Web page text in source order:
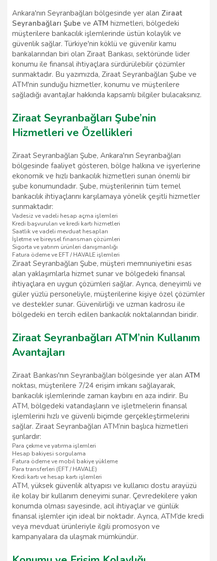
Ankara'nın Seyranbağları bölgesinde yer alan Ziraat
Seyranbağları Şube ve ATM hizmetleri, bölgedeki
müşterilere bankacılık işlemlerinde üstün kolaylık ve
güvenlik sağlar. Türkiye'nin köklü ve güvenilir kamu
bankalarından biri olan Ziraat Bankası, sektöründe lider
konumu ile finansal ihtiyaçlara sürdürülebilir çözümler
sunmaktadır. Bu yazımızda, Ziraat Seyranbağları Şube ve
ATM'nin sunduğu hizmetler, konumu ve müşterilere
sağladığı avantajlar hakkında kapsamlı bilgiler bulacaksınız.
Ziraat Seyranbağları Şube’nin
Hizmetleri ve Özellikleri
Ziraat Seyranbağları Şube, Ankara'nın Seyranbağları
bölgesinde faaliyet gösteren, bölge halkına ve işyerlerine
ekonomik ve hızlı bankacılık hizmetleri sunan önemli bir
şube konumundadır. Şube, müşterilerinin tüm temel
bankacılık ihtiyaçlarını karşılamaya yönelik çeşitli hizmetler
sunmaktadır:
Vadesiz ve vadeli hesap açma işlemleri
Kredi başvuruları ve kredi kartı hizmetleri
Saatlik ve vadeli mevduat hesapları
İşletme ve bireysel finansman çözümleri
Sigorta ve yatırım ürünleri danışmanlığı
Fatura ödeme ve EFT / HAVALE işlemleri
Ziraat Seyranbağları Şube, müşteri memnuniyetini esas
alan yaklaşımlarla hizmet sunar ve bölgedeki finansal
ihtiyaçlara en uygun çözümleri sağlar. Ayrıca, deneyimli ve
güler yüzlü personeliyle, müşterilerine kişiye özel çözümler
ve destekler sunar. Güvenilirliği ve uzman kadrosu ile
bölgedeki en tercih edilen bankacılık noktalarından biridir.
Ziraat Seyranbağları ATM’nin Kullanım
Avantajları
Ziraat Bankası'nın Seyranbağları bölgesinde yer alan ATM
noktası, müşterilere 7/24 erişim imkanı sağlayarak,
bankacılık işlemlerinde zaman kaybını en aza indirir. Bu
ATM, bölgedeki vatandaşların ve işletmelerin finansal
işlemlerini hızlı ve güvenli biçimde gerçekleştirmelerini
sağlar. Ziraat Seyranbağları ATM’nin başlıca hizmetleri
şunlardır:
Para çekme ve yatırma işlemleri
Hesap bakiyesi sorgulama
Fatura ödeme ve mobil bakiye yükleme
Para transferleri (EFT / HAVALE)
Kredi kartı ve hesap kartı işlemleri
ATM, yüksek güvenlik altyapısı ve kullanıcı dostu arayüzü
ile kolay bir kullanım deneyimi sunar. Çevredekilere yakın
konumda olması sayesinde, acil ihtiyaçlar ve günlük
finansal işlemler için ideal bir noktadır. Ayrıca, ATM’de kredi
veya mevduat ürünleriyle ilgili promosyon ve
kampanyalara da ulaşmak mümkündür.